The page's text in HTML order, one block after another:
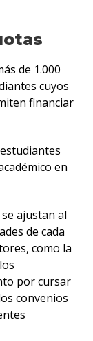
de 1.000
cuyos
financiar
en
ajustan al
de cada
como la
por cursar
convenios